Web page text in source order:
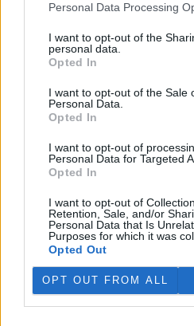
Personal Data Processing
I want to opt-out of the
personal data.
Opted In
I want to opt-out of the Sale
Personal Data.
Opted In
I want to opt-out of
Personal Data for Targeted
Opted In
I want to opt-out of
Retention, Sale, and/or
Personal Data that Is
Purposes for which it was
Opted Out
OPT OUT FROM ALL
26.11.2025 | PRAHA (Ekolist.cz)
Moravia, jehož cílem byla obnova
Moravě. Mluví o významu pastvy,
diplomatických jednáních s
vydržet – i když výsledky nejsou
přírodě přivedlo, proč má slabost
Sumec velký na jihu Evropy?
na takového superpredátora
22.9.2025 | PRAHA (Ekolist.cz)
Diskuse: 26